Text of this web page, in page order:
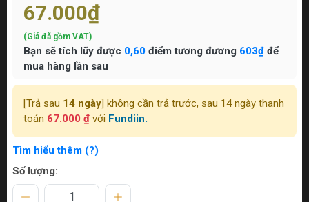
67.000₫
(Giá đã gồm VAT)
Bạn sẽ tích lũy được 0,60 điểm tương đương 603₫ để
mua hàng lần sau
[Trả sau 14 ngày ] không cần trả trước, sau 14 ngày thanh
toán 67.000 ₫ với Fundiin.
Tìm hiểu thêm (?)
Số lượng: